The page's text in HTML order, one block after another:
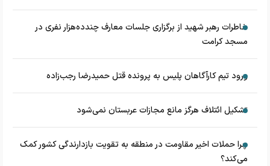
خاطرات رهبر شهید از برگزاری جلسات معارف چندده‌هزار نفری در
مسجد کرامت
ورود تیم کارآگاهان پلیس به پرونده قتل حمیدرضا رجب‌زاده
تشکیل ائتلاف هرگز مانع مجازات عربستان نمی‌شود
چرا حملات اخیر مقاومت در منطقه به تقویت بازدارندگی کشور کمک
می‌کند؟